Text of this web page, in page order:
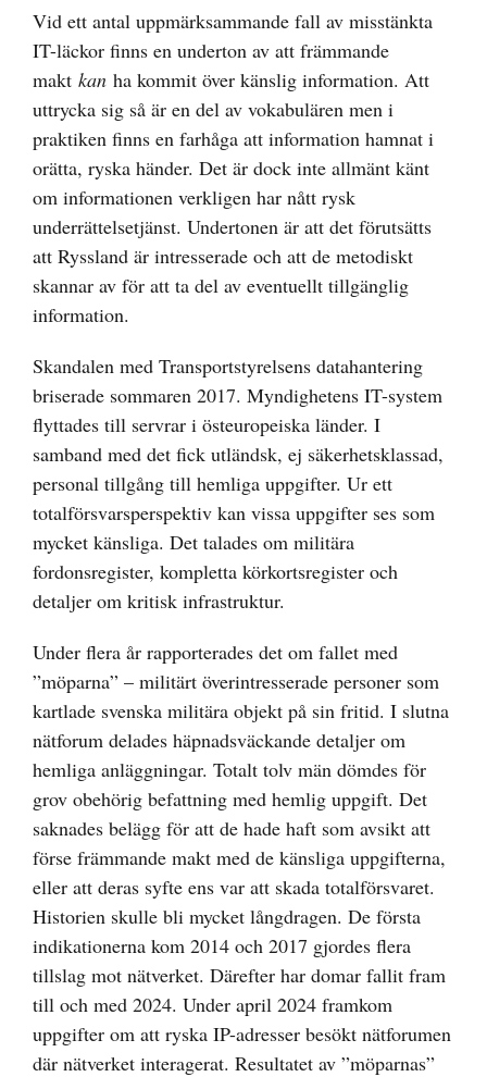
Vid ett antal uppmärksammande fall av misstänkta
IT-läckor finns en underton av att främmande
makt kan ha kommit över känslig information. Att
uttrycka sig så är en del av vokabulären men i
praktiken finns en farhåga att information hamnat i
orätta, ryska händer. Det är dock inte allmänt känt
om informationen verkligen har nått rysk
underrättelsetjänst. Undertonen är att det förutsätts
att Ryssland är intresserade och att de metodiskt
skannar av för att ta del av eventuellt tillgänglig
information.
Skandalen med Transportstyrelsens datahantering
briserade sommaren 2017. Myndighetens IT-system
flyttades till servrar i östeuropeiska länder. I
samband med det fick utländsk, ej säkerhetsklassad,
personal tillgång till hemliga uppgifter. Ur ett
totalförsvarsperspektiv kan vissa uppgifter ses som
mycket känsliga. Det talades om militära
fordonsregister, kompletta körkortsregister och
detaljer om kritisk infrastruktur.
Under flera år rapporterades det om fallet med
”möparna” – militärt överintresserade personer som
kartlade svenska militära objekt på sin fritid. I slutna
nätforum delades häpnadsväckande detaljer om
hemliga anläggningar. Totalt tolv män dömdes för
grov obehörig befattning med hemlig uppgift. Det
saknades belägg för att de hade haft som avsikt att
förse främmande makt med de känsliga uppgifterna,
eller att deras syfte ens var att skada totalförsvaret.
Historien skulle bli mycket långdragen. De första
indikationerna kom 2014 och 2017 gjordes flera
tillslag mot nätverket. Därefter har domar fallit fram
till och med 2024. Under april 2024 framkom
uppgifter om att ryska IP-adresser besökt nätforumen
där nätverket interagerat. Resultatet av ”möparnas”